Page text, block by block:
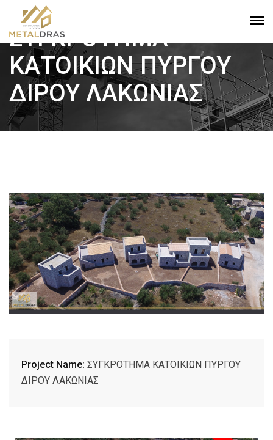
ΣΥΓΚΡΟΤΗΜΑ
ΚΑΤΟΙΚΙΩΝ ΠΥΡΓΟΥ
ΔΙΡΟΥ ΛΑΚΩΝΙΑΣ
Project Name: ΣΥΓΚΡΟΤΗΜΑ ΚΑΤΟΙΚΙΩΝ ΠΥΡΓΟΥ
ΔΙΡΟΥ ΛΑΚΩΝΙΑΣ